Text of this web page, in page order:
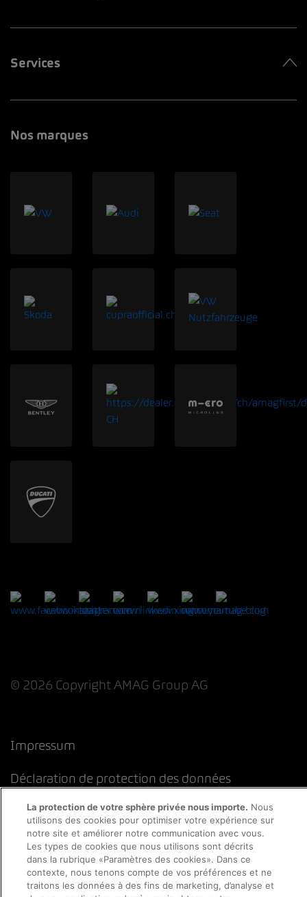
Services
Nos marques
© 2026 Copyright AMAG Group AG
Impressum
Déclaration de protection des données
Directive cookies Mentions légales CFST
La protection de votre sphère privée nous importe. Nous
utilisons des cookies pour optimiser votre expérience sur
notre site et améliorer notre communication avec vous.
Les types de cookies que nous utilisons sont décrits
dans la rubrique «Paramètres des cookies». Dans ce
contexte, nous tenons compte de vos préférences et ne
traitons les données à des fins de marketing, d’analyse et